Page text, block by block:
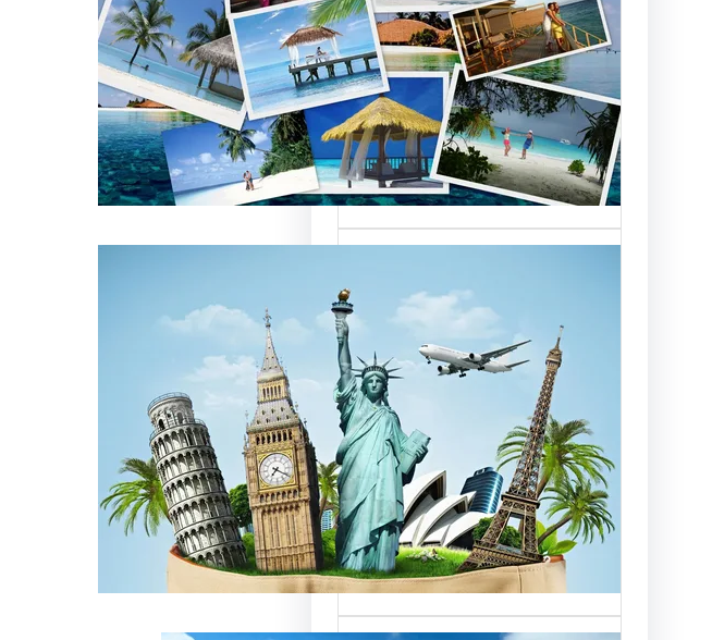
السياحة العالمية على
السوق
أسماء شركات السياحة
العالمية تعتبر من العناصر
الأساسية التي تؤثر…
تقدم شركات السياحة
بمصر خدمات متميزة
للسائحين الوافدين
شركات السياحة بمصر تقدم
خدمات متميزة للسائحين
الوافدين، حيث تعتبر…